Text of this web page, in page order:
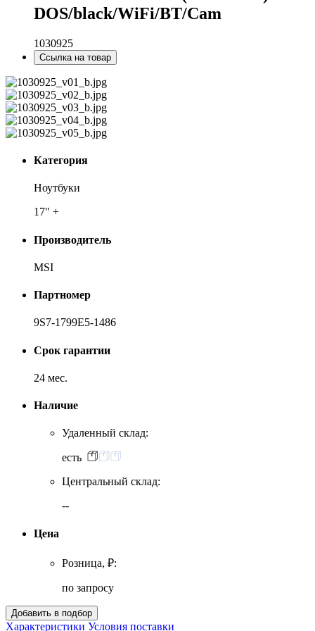
DOS/black/WiFi/BT/Cam
1030925
Ссылка на товар
Категория
Ноутбуки
17" +
Производитель
MSI
Партномер
9S7-1799E5-1486
Срок гарантии
24 мес.
Наличие
Удаленный склад:
есть
Центральный склад:
--
Цена
Розница, ₽:
по запросу
Характеристики Условия поставки